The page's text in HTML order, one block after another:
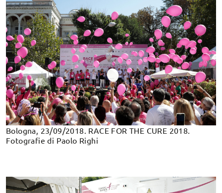
Bologna, 23/09/2018. RACE FOR THE CURE 2018.
Fotografie di Paolo Righi